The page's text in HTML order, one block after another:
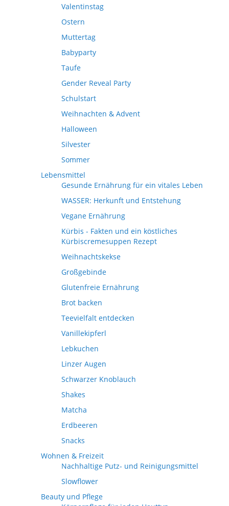
Valentinstag
Ostern
Muttertag
Babyparty
Taufe
Gender Reveal Party
Schulstart
Weihnachten & Advent
Halloween
Silvester
Sommer
Lebensmittel
Gesunde Ernährung für ein vitales Leben
WASSER: Herkunft und Entstehung
Vegane Ernährung
Kürbis - Fakten und ein köstliches
Kürbiscremesuppen Rezept
Weihnachtskekse
Großgebinde
Glutenfreie Ernährung
Brot backen
Teevielfalt entdecken
Vanillekipferl
Lebkuchen
Linzer Augen
Schwarzer Knoblauch
Shakes
Matcha
Erdbeeren
Snacks
Wohnen & Freizeit
Nachhaltige Putz- und Reinigungsmittel
Slowflower
Beauty und Pflege